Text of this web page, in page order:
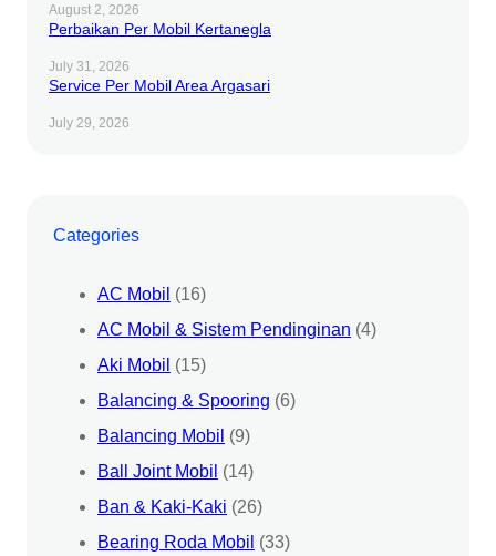
August 2, 2026
Perbaikan Per Mobil Kertanegla
July 31, 2026
Service Per Mobil Area Argasari
July 29, 2026
Categories
AC Mobil (16)
AC Mobil & Sistem Pendinginan (4)
Aki Mobil (15)
Balancing & Spooring (6)
Balancing Mobil (9)
Ball Joint Mobil (14)
Ban & Kaki-Kaki (26)
Bearing Roda Mobil (33)